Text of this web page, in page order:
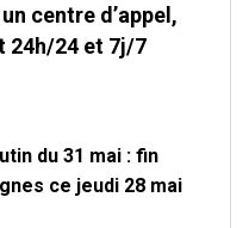
centre d’appel,
24h/24 et 7j/7
du 31 mai : fin
ce jeudi 28 mai